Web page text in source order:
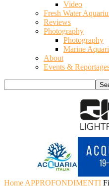
Video
Fresh Water
Reviews
Photography
Photography
Marine
About
Events &
Home APPROFONDIMENTI